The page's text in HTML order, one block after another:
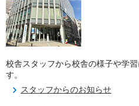
校舎スタッフから校舎の様子や学
す。
スタッフからのお知らせ